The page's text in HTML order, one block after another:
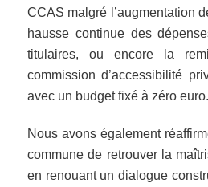
CCAS malgré l’augmentation
hausse continue des
titulaires, ou encore la
commission d’accessibilité
avec un budget fixé à zéro euro.
Nous avons également
commune de retrouver la
en renouant un dialogue